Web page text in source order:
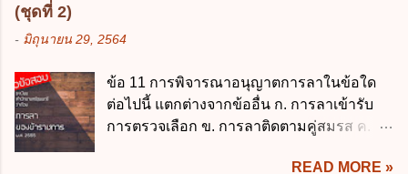
สำรองจ่ายได้แห่งละไม่เกินเท่าใร ก. 100,000
บาท ข. 50,000 บาท ค. 30,000 บาท ง. 10,000
บาท ข้อ 4 ดอกเบี้ยที่เกิดจากการนำเงินทดรอง
กฎหมายคุ้มครองข้อมูลส่วนบุคคล ในกรณีผู้
ข้อมูลส่วนบุคคลให้ถูกต้อง ก. ร้องทุกข์ ข. ร้อง
เรียน ค. อุทธรณ์ ง. ฟ้องร้อง ข้อ 44 หลักการ
สำคัญของสิทธิในการลบข้อมูลส่วนบุคคล คือ
(ชุดที่ 2)
- มิถุนายน 29, 2564
ข้อ 11 การพิจารณาอนุญาตการลาในข้อใด
ต่อไปนี้ แตกต่างจากข้ออื่น ก. การลาเข้ารับ
การตรวจเลือก ข. การลาติดตามคู่สมรส ค.
ปฏิบัติการวิจัย หรือดูงาน ข้อ 12 ข้อใด ไม่ ถูก
READ MORE »